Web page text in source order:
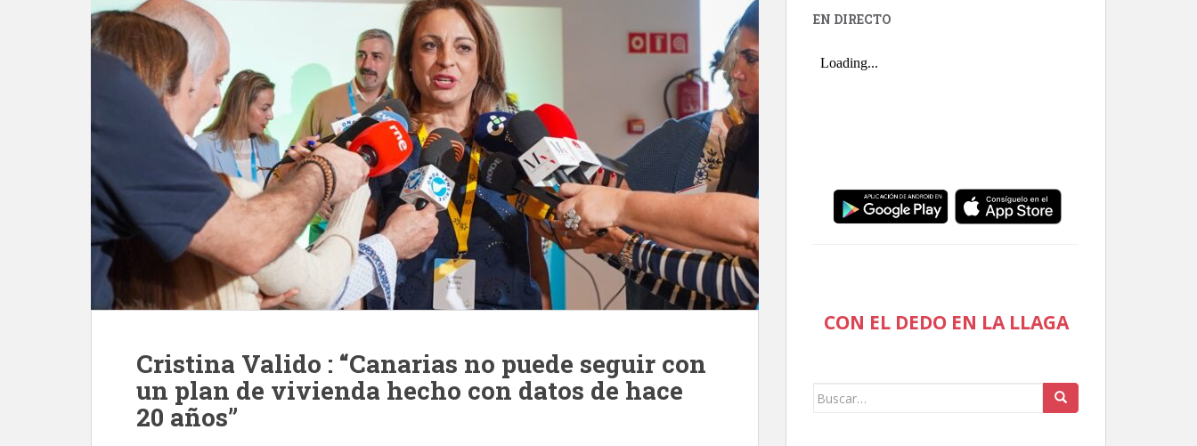
Cristina Valido : “Canarias no puede seguir con
un plan de vivienda hecho con datos de hace
20 años”
EN DIRECTO
CON EL DEDO EN LA LLAGA
Buscar: